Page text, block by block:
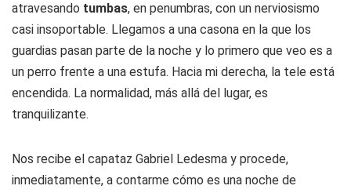
atravesando tumbas, en penumbras, con un nerviosismo
casi insoportable. Llegamos a una casona en la que los
guardias pasan parte de la noche y lo primero que veo es a
un perro frente a una estufa. Hacia mi derecha, la tele está
encendida. La normalidad, más allá del lugar, es
tranquilizante.
Nos recibe el capataz Gabriel Ledesma y procede,
inmediatamente, a contarme cómo es una noche de